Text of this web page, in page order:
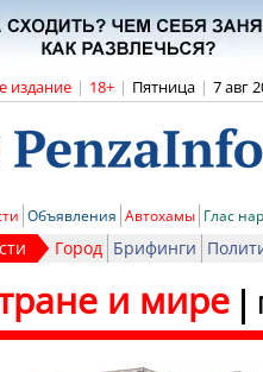
издание | 18+ | Пятница | 7 авг
Объявления Автохамы Глас
Город Брифинги
и мире